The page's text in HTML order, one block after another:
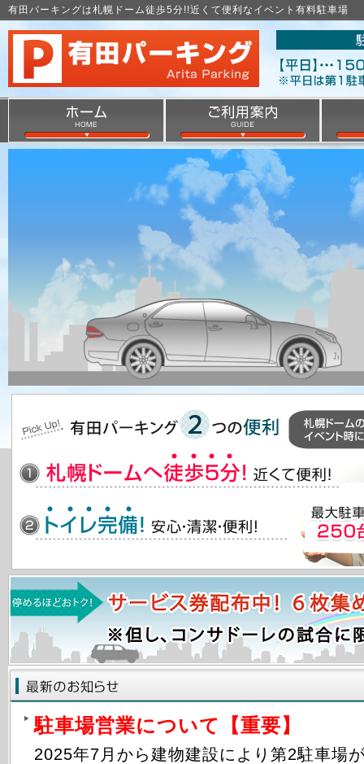
有田パーキングは札幌ドーム徒歩5分!!近くて便利なイベント有料駐車場
駐車場営業について【重要】
2025年7月から建物建設により第2駐車場